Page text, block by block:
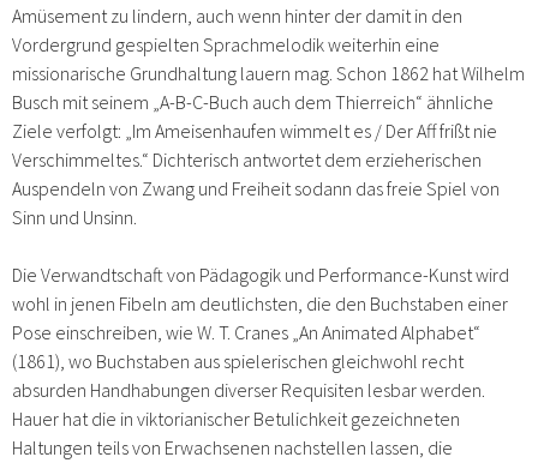
Amüsement zu lindern, auch wenn hinter der damit in den
Vordergrund gespielten Sprachmelodik weiterhin eine
missionarische Grundhaltung lauern mag. Schon 1862 hat Wilhelm
Busch mit seinem „A-B-C-Buch auch dem Thierreich“ ähnliche
Ziele verfolgt: „Im Ameisenhaufen wimmelt es / Der Aff frißt nie
Verschimmeltes.“ Dichterisch antwortet dem erzieherischen
Auspendeln von Zwang und Freiheit sodann das freie Spiel von
Sinn und Unsinn.
Die Verwandtschaft von Pädagogik und Performance-Kunst wird
wohl in jenen Fibeln am deutlichsten, die den Buchstaben einer
Pose einschreiben, wie W. T. Cranes „An Animated Alphabet“
(1861), wo Buchstaben aus spielerischen gleichwohl recht
absurden Handhabungen diverser Requisiten lesbar werden.
Hauer hat die in viktorianischer Betulichkeit gezeichneten
Haltungen teils von Erwachsenen nachstellen lassen, die